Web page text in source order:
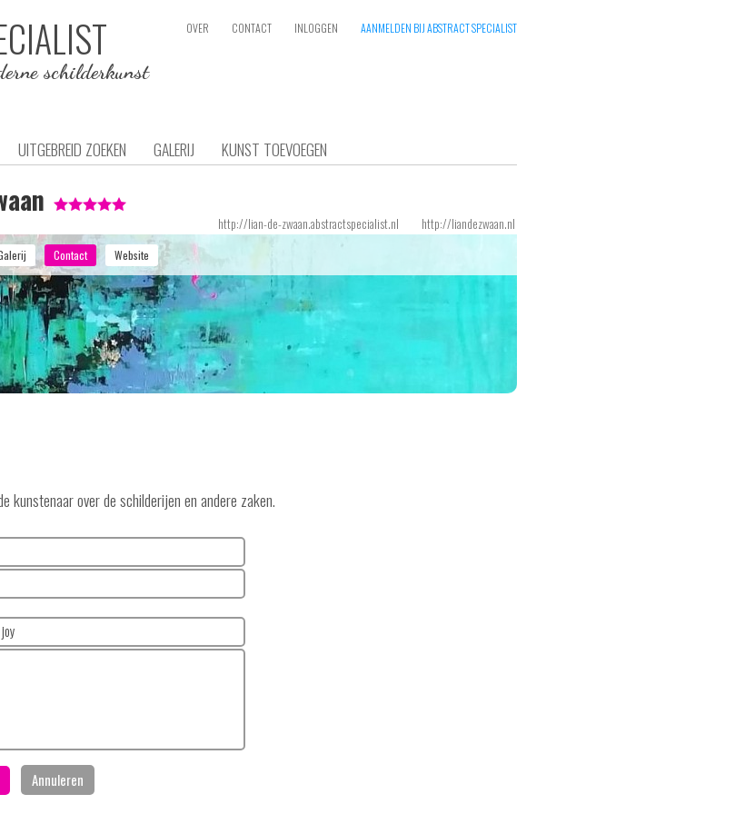
schilderkunst
OVER CONTACT INLOGGEN AANMELDEN BIJ ABSTRACT SPECIALIST
UITGEBREID ZOEKEN GALERIJ KUNST TOEVOEGEN
http://liandezwaan.nl
http://lian-de-zwaan.abstractspecialist.nl
kunstenaar over de schilderijen en andere zaken.